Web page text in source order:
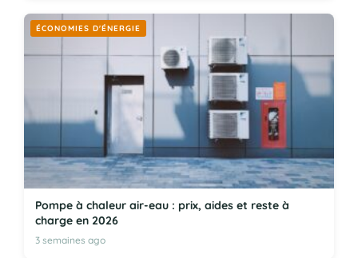
ÉCONOMIES D'ÉNERGIE
Pompe à chaleur air-eau : prix, aides et reste à
charge en 2026
3 semaines ago